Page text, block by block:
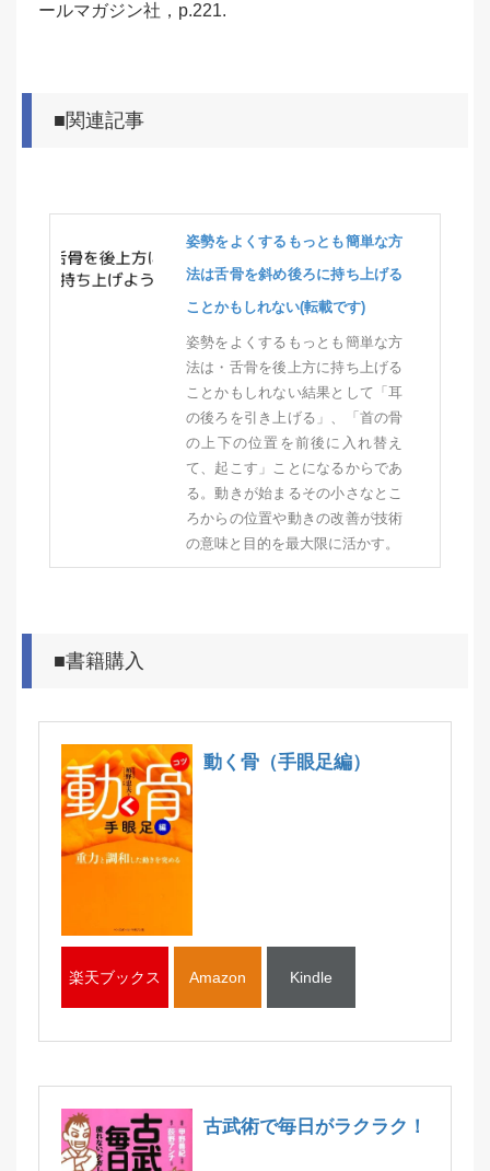
ールマガジン社，p.221.
■関連記事
姿勢をよくするもっとも簡単な方
法は舌骨を斜め後ろに持ち上げる
ことかもしれない(転載です)
姿勢をよくするもっとも簡単な方
法は・舌骨を後上方に持ち上げる
ことかもしれない結果として「耳
の後ろを引き上げる」、「首の骨
の上下の位置を前後に入れ替え
て、起こす」ことになるからであ
る。動きが始まるその小さなとこ
ろからの位置や動きの改善が技術
の意味と目的を最大限に活かす。
■書籍購入
動く骨（手眼足編）
楽天ブックス Amazon Kindle
古武術で毎日がラクラク！